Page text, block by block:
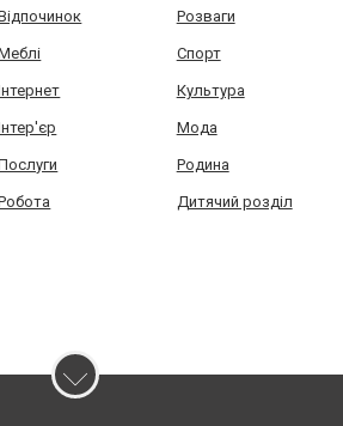
Розваги
Спорт
Культура
Мода
Родина
Дитячий розділ